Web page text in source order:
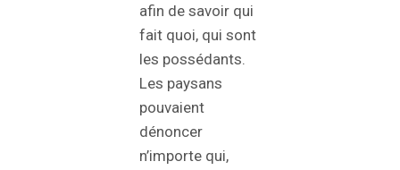
afin de savoir qui
fait quoi, qui sont
les possédants.
Les paysans
pouvaient
dénoncer
n’importe qui,